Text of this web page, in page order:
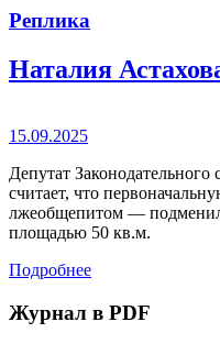
Реплика
Наталия
15.09.2025
Депутат
считает, что
лжеобщепитом —
площадью 50 кв.м.
Подробнее
Журнал в PDF